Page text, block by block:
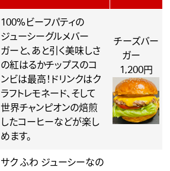
100%ビーフパティの
ジューシーグルメバー
ガーと、あと引く美味しさ
の紅はるかチップスのコ
ンビは最高！ドリンクはク
ラフトレモネード、そして
世界チャンピオンの焙煎
したコーヒーなどが楽し
めます。
チーズバー
ガー
1,200円
サク ふわ ジューシーなの